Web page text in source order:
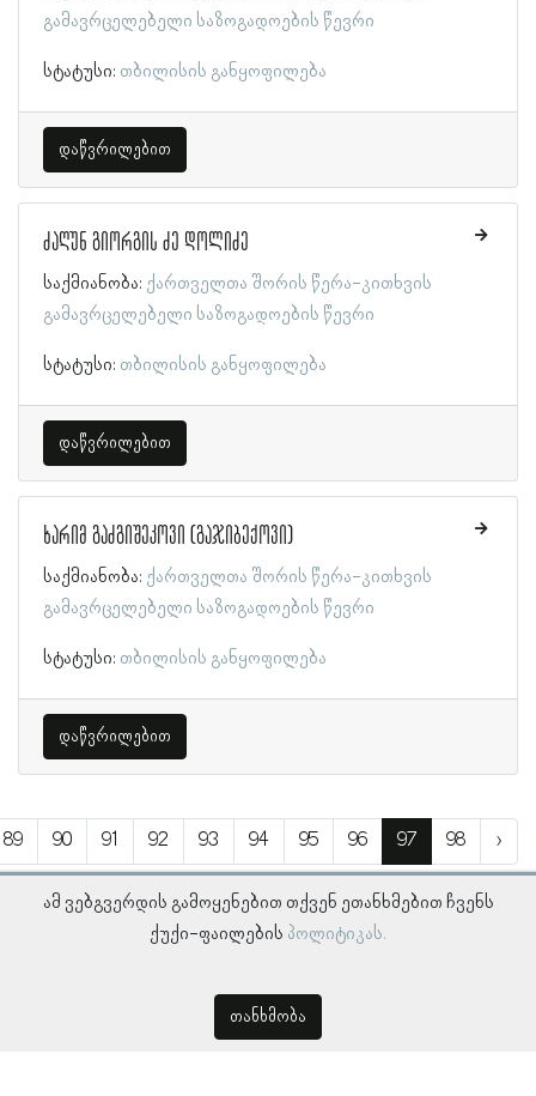
გამავრცელებელი საზოგადოების წევრი
სტატუსი: თბილისის განყოფილება
დაწვრილებით
ძაღუნ გიორგის ძე დოლიძე
საქმიანობა: ქართველთა შორის წერა-კითხვის
გამავრცელებელი საზოგადოების წევრი
სტატუსი: თბილისის განყოფილება
დაწვრილებით
ხარიმ გაძგიშეკოვი (გაჯიბექოვი)
საქმიანობა: ქართველთა შორის წერა-კითხვის
გამავრცელებელი საზოგადოების წევრი
სტატუსი: თბილისის განყოფილება
დაწვრილებით
89 90 91 92 93 94 95 96 97 98 ›
ამ ვებგვერდის გამოყენებით თქვენ ეთანხმებით ჩვენს
ქუქი-ფაილების პოლიტიკას.
თანხმობა